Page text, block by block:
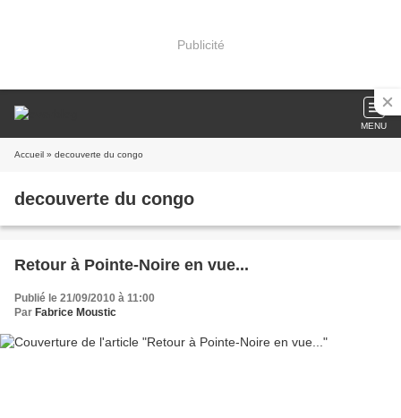
Publicité
MENU
Accueil » decouverte du congo
decouverte du congo
Retour à Pointe-Noire en vue...
Publié le 21/09/2010 à 11:00
Par Fabrice Moustic